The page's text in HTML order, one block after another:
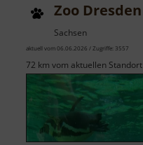
Zoo Dresden
Sachsen
aktuell vom 06.06.2026 / Zugriffe: 3557
72 km vom aktuellen Standort